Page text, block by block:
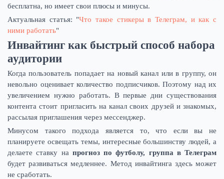
бесплатна, но имеет свои плюсы и минусы.
Актуальная статья: "Что такое стикеры в Телеграм, и как с
ними работать"
Инвайтинг как быстрый способ набора
аудитории
Когда пользователь попадает на новый канал или в группу, он
невольно оценивает количество подписчиков. Поэтому над их
увеличением нужно работать. В первые дни существования
контента стоит пригласить на канал своих друзей и знакомых,
рассылая приглашения через мессенджер.
Минусом такого подхода является то, что если вы не
планируете освещать темы, интересные большинству людей, а
делаете ставку на прогноз по футболу, группа в Телеграм
будет развиваться медленнее. Метод инвайтинга здесь может
не сработать.